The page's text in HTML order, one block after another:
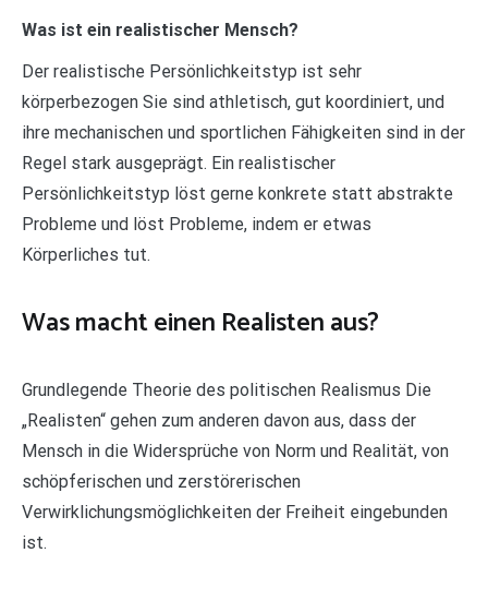
Was ist ein realistischer Mensch?
Der realistische Persönlichkeitstyp ist sehr
körperbezogen Sie sind athletisch, gut koordiniert, und
ihre mechanischen und sportlichen Fähigkeiten sind in der
Regel stark ausgeprägt. Ein realistischer
Persönlichkeitstyp löst gerne konkrete statt abstrakte
Probleme und löst Probleme, indem er etwas
Körperliches tut.
Was macht einen Realisten aus?
Grundlegende Theorie des politischen Realismus Die
„Realisten“ gehen zum anderen davon aus, dass der
Mensch in die Widersprüche von Norm und Realität, von
schöpferischen und zerstörerischen
Verwirklichungsmöglichkeiten der Freiheit eingebunden
ist.